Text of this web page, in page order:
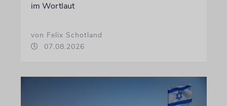
im Wortlaut
von Felix Schotland
07.08.2026